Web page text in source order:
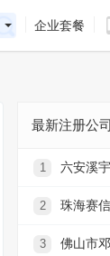
企业套餐
最新注册公司
1 六安溪
2
3 佛山市